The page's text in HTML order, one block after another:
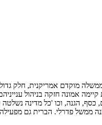
מוקדם אמריקנית, חלק
אמונה חזקה בניהול
כסף, הגנה, וכו 'כל מדינה נשלטה
ממשל פדרלי. הברית גם